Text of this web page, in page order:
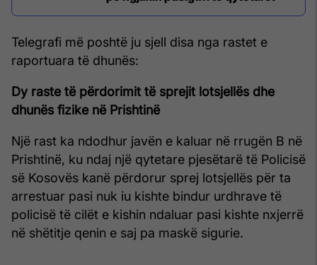
Telegrafi më poshtë ju sjell disa nga rastet e
raportuara të dhunës:
Dy raste të përdorimit të sprejit lotsjellës dhe
dhunës fizike në Prishtinë
Një rast ka ndodhur javën e kaluar në rrugën B në
Prishtinë, ku ndaj një qytetare pjesëtarë të Policisë
së Kosovës kanë përdorur sprej lotsjellës për ta
arrestuar pasi nuk iu kishte bindur urdhrave të
policisë të cilët e kishin ndaluar pasi kishte nxjerrë
në shëtitje qenin e saj pa maskë sigurie.